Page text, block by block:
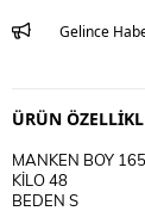
Gelince
ÜRÜN
MANKEN BOY 165
KİLO 48
BEDEN S